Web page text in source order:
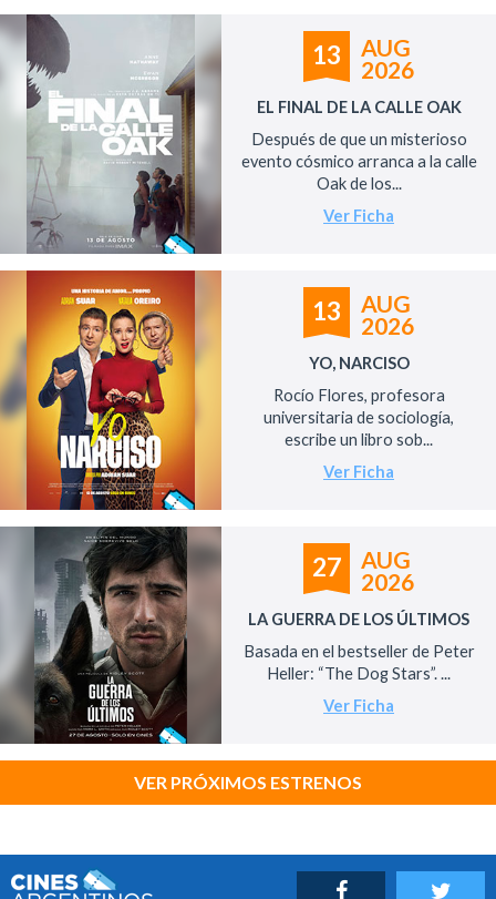
13
AUG
2026
EL FINAL DE LA CALLE OAK
Después de que un misterioso
evento cósmico arranca a la calle
Oak de los...
Ver Ficha
13
AUG
2026
YO, NARCISO
Rocío Flores, profesora
universitaria de sociología,
escribe un libro sob...
Ver Ficha
27
AUG
2026
LA GUERRA DE LOS ÚLTIMOS
Basada en el bestseller de Peter
Heller: “The Dog Stars”. ...
Ver Ficha
VER PRÓXIMOS ESTRENOS